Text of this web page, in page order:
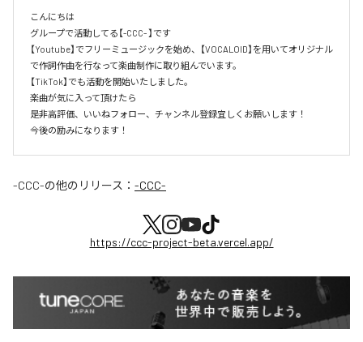
こんにちは
グループで活動してる【-CCC- 】です
【Youtube】でフリーミュージックを始め、【VOCALOID】を用いてオリジナル
で作詞作曲を行なって楽曲制作に取り組んでいます。
【TikTok】でも活動を開始いたしました。
楽曲が気に入って頂けたら
是非高評価、いいねフォロー、チャンネル登録宜しくお願いします！
今後の励みになります！
-CCC-の他のリリース： -CCC-
https://ccc-project-beta.vercel.app/